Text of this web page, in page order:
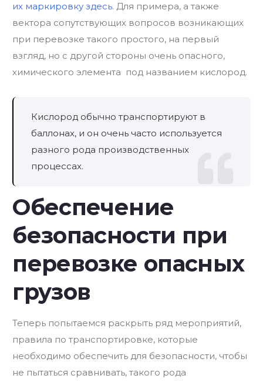
их маркировку здесь. Для примера, а также
вектора сопутствующих вопросов возникающих
при перевозке такого простого, на первый
взгляд, но с другой стороны очень опасного,
химического элемента под названием кислород.
Кислород обычно транспортируют в
баллонах, и он очень часто используется
разного рода производственных
процессах.
Обеспечение
безопасности при
перевозке опасных
грузов
Теперь попытаемся раскрыть ряд мероприятий,
правила по транспортировке, которые
необходимо обеспечить для безопасности, чтобы
не пытаться сравнивать, такого рода